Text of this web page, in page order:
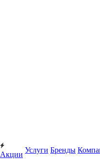
Акции
Услуги Бренды